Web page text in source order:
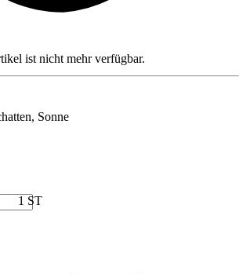
ist nicht mehr verfügbar.
Sonne
1 ST